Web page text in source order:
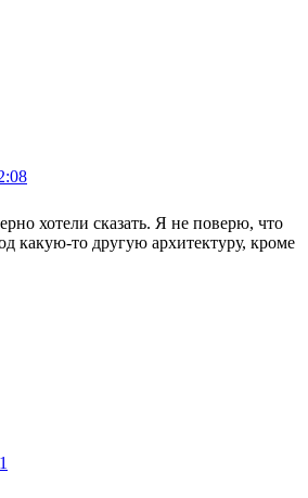
хотели сказать. Я не поверю, что
какую-то другую архитектуру, кроме